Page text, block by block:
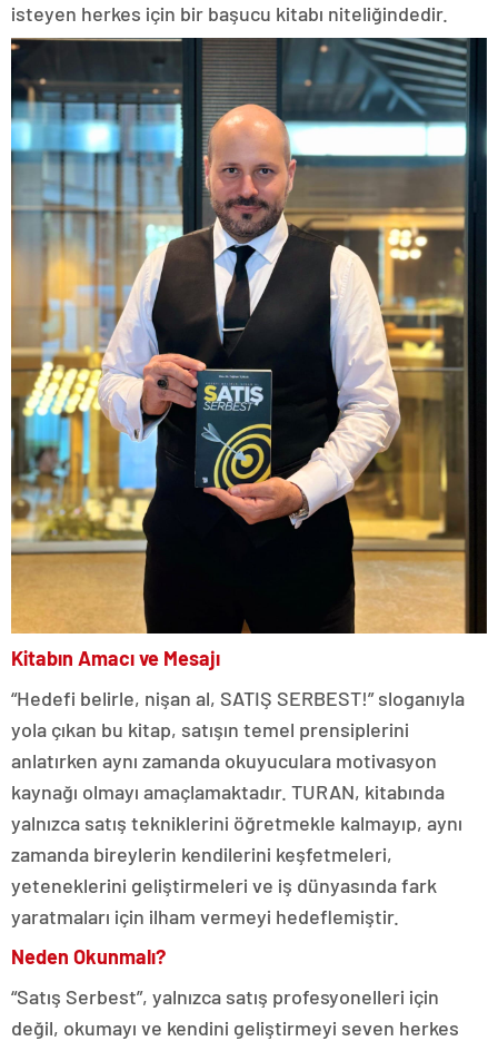
isteyen herkes için bir başucu kitabı niteliğindedir.
Kitabın Amacı ve Mesajı
“Hedefi belirle, nişan al, SATIŞ SERBEST!” sloganıyla
yola çıkan bu kitap, satışın temel prensiplerini
anlatırken aynı zamanda okuyuculara motivasyon
kaynağı olmayı amaçlamaktadır. TURAN, kitabında
yalnızca satış tekniklerini öğretmekle kalmayıp, aynı
zamanda bireylerin kendilerini keşfetmeleri,
yeteneklerini geliştirmeleri ve iş dünyasında fark
yaratmaları için ilham vermeyi hedeflemiştir.
Neden Okunmalı?
“Satış Serbest”, yalnızca satış profesyonelleri için
değil, okumayı ve kendini geliştirmeyi seven herkes